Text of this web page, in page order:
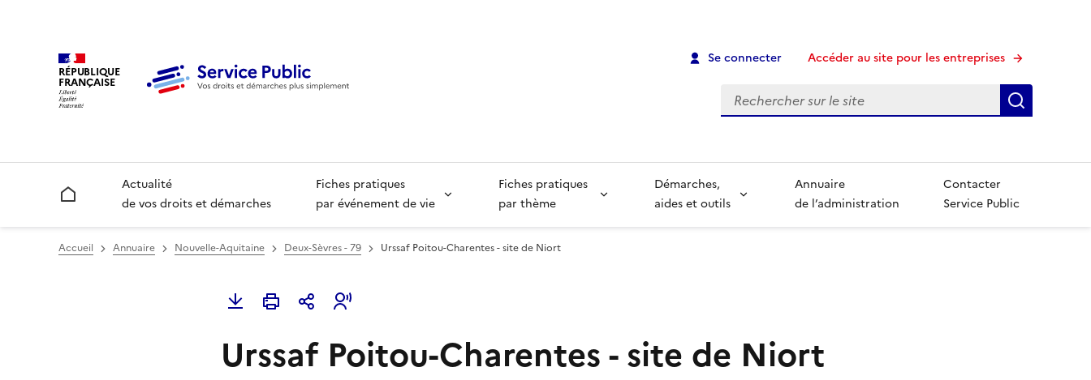
RÉPUBLIQUE
FRANÇAISE
Se connecter Accéder au site pour les entreprises
Recherche
Accueil
Actualité
de vos droits et démarches
Fiches pratiques
par événement de vie
Fiches pratiques
par thème
Démarches,
aides et outils
Annuaire
de l’administration
Contacter
Service Public
Accueil Annuaire Nouvelle-Aquitaine Deux-Sèvres - 79 Urssaf Poitou-Charentes - site de Niort
Urssaf Poitou-Charentes - site de Niort